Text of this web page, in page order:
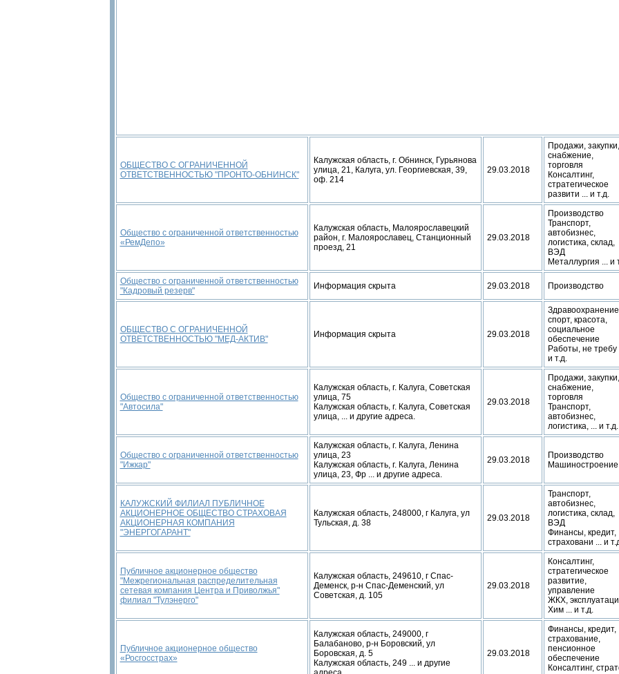
ОБЩЕСТВО С ОГРАНИЧЕННОЙ
ОТВЕТСТВЕННОСТЬЮ "ПРОНТО-ОБНИНСК"
Калужская область, г. Обнинск, Гурьянова
улица, 21, Калуга, ул. Георгиевская, 39,
оф. 214
29.03.2018
Продажи, закупки,
снабжение,
торговля
Консалтинг,
стратегическое
развити ... и т.д.
Общество с ограниченной ответственностью
«РемДепо»
Калужская область, Малоярославецкий
район, г. Малоярославец, Станционный
проезд, 21
29.03.2018
Производство
Транспорт,
автобизнес,
логистика, склад,
ВЭД
Металлургия ... и
Общество с ограниченной ответственностью
"Кадровый резерв"
Информация скрыта 29.03.2018 Производство
ОБЩЕСТВО С ОГРАНИЧЕННОЙ
ОТВЕТСТВЕННОСТЬЮ "МЕД-АКТИВ"
Информация скрыта 29.03.2018
спорт, красота,
социальное
обеспечение
Работы, не требу
и т.д.
Общество с ограниченной ответственностью
"Автосила"
Калужская область, г. Калуга, Советская
улица, 75
Калужская область, г. Калуга, Советская
улица, ... и другие адреса.
29.03.2018
Продажи, закупки,
снабжение,
торговля
Транспорт,
автобизнес,
логистика, ... и т.д.
Общество с ограниченной ответственностью
"Ижкар"
Калужская область, г. Калуга, Ленина
улица, 23
Калужская область, г. Калуга, Ленина
улица, 23, Фр ... и другие адреса.
29.03.2018
Производство
Машиностроение
КАЛУЖСКИЙ ФИЛИАЛ ПУБЛИЧНОЕ
АКЦИОНЕРНОЕ ОБЩЕСТВО СТРАХОВАЯ
АКЦИОНЕРНАЯ КОМПАНИЯ
"ЭНЕРГОГАРАНТ"
Калужская область, 248000, г Калуга, ул
Тульская, д. 38
29.03.2018
Транспорт,
автобизнес,
логистика, склад,
ВЭД
Финансы, кредит,
страховани ... и
Публичное акционерное общество
"Межрегиональная распределительная
сетевая компания Центра и Приволжья"
филиал "Тулэнерго"
Калужская область, 249610, г Спас-
Деменск, р-н Спас-Деменский, ул
Советская, д. 105
29.03.2018
Консалтинг,
стратегическое
развитие,
управление
ЖКХ,
Хим ... и т.д.
Публичное акционерное общество
«Росгосстрах»
Калужская область, 249000, г
Балабаново, р-н Боровский, ул
Боровская, д. 5
Калужская область, 249 ... и другие
29.03.2018
Финансы, кредит,
страхование,
пенсионное
обеспечение
Консалтинг,